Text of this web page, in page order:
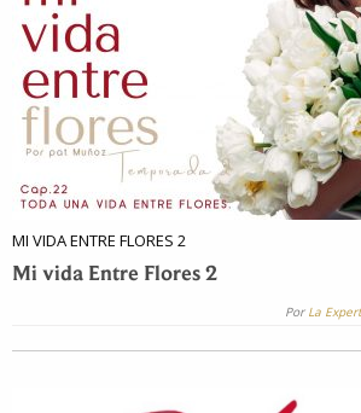
MI VIDA ENTRE FLORES 2
Mi vida Entre Flores 2
Por La